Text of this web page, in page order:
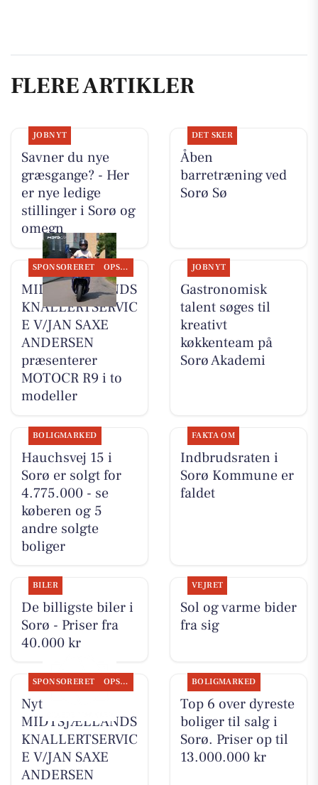
FLERE ARTIKLER
JOBNYT
Savner du nye
græsgange? - Her
er nye ledige
stillinger i Sorø og
omegn
DET SKER
Åben
barretræning ved
Sorø Sø
SPONSORERET OPSLAGSTAVLEN
MIDTSJÆLLANDS
KNALLERTSERVIC
E V/JAN SAXE
ANDERSEN
præsenterer
MOTOCR R9 i to
modeller
JOBNYT
Gastronomisk
talent søges til
kreativt
køkkenteam på
Sorø Akademi
BOLIGMARKED
Hauchsvej 15 i
Sorø er solgt for
4.775.000 - se
køberen og 5
andre solgte
boliger
FAKTA OM
Indbrudsraten i
Sorø Kommune er
faldet
BILER
De billigste biler i
Sorø - Priser fra
40.000 kr
VEJRET
Sol og varme bider
fra sig
SPONSORERET OPSLAGSTAVLEN
Nyt fra
MIDTSJÆLLANDS
KNALLERTSERVIC
E V/JAN SAXE
ANDERSEN
BOLIGMARKED
Top 6 over dyreste
boliger til salg i
Sorø. Priser op til
13.000.000 kr